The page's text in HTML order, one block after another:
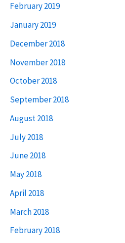
February 2019
January 2019
December 2018
November 2018
October 2018
September 2018
August 2018
July 2018
June 2018
May 2018
April 2018
March 2018
February 2018